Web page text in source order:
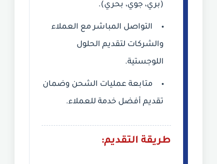
(بري، جوي، بحري).
التواصل المباشر مع العملاء
والشركات لتقديم الحلول
اللوجستية.
متابعة عمليات الشحن وضمان
تقديم أفضل خدمة للعملاء.
طريقة التقديم: